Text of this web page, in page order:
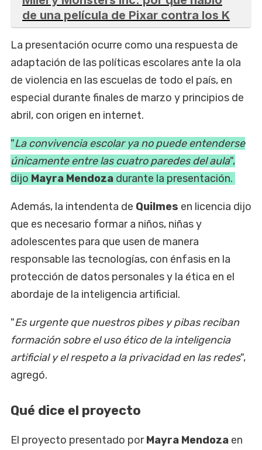
de una película de Pixar contra los K
La presentación ocurre como una respuesta de
adaptación de las políticas escolares ante la ola
de violencia en las escuelas de todo el país, en
especial durante finales de marzo y principios de
abril, con origen en internet.
"La convivencia escolar ya no puede entenderse
únicamente entre las cuatro paredes del aula",
dijo Mayra Mendoza durante la presentación.
Además, la intendenta de Quilmes en licencia dijo
que es necesario formar a niños, niñas y
adolescentes para que usen de manera
responsable las tecnologías, con énfasis en la
protección de datos personales y la ética en el
abordaje de la inteligencia artificial.
"Es urgente que nuestros pibes y pibas reciban
formación sobre el uso ético de la inteligencia
artificial y el respeto a la privacidad en las redes",
agregó.
Qué dice el proyecto
El proyecto presentado porMayra Mendoza en